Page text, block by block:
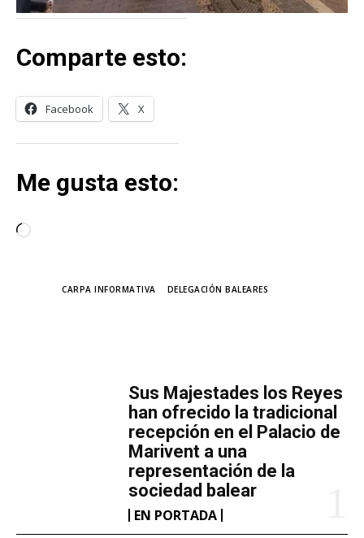
​Sus Majestades los Reyes
han ofrecido la tradicional
recepción en el Palacio de
Marivent​ a una
representación de la
sociedad balear
EN PORTADA
Comparte esto:
Facebook X
Me gusta esto:
C
CARPA INFORMATIVA DELEGACIÓN BALEARES